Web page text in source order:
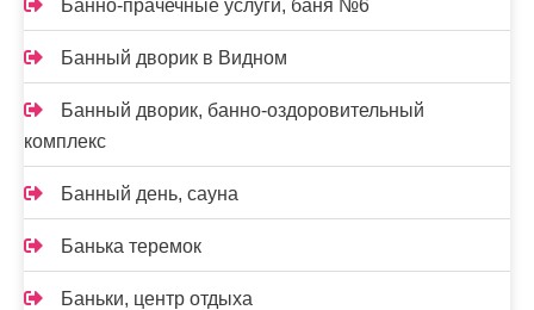
Банно-прачечные услуги, баня №6
Банный дворик в Видном
Банный дворик, банно-оздоровительный
комплекс
Банный день, сауна
Банька теремок
Баньки, центр отдыха